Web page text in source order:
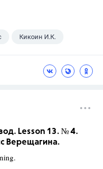
Кикоин И.К.
Lesson 13. № 4.
Верещагина.